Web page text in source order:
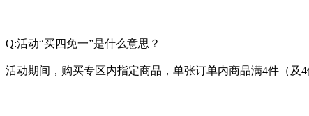
Q:活动“买四免一”是什么意思？
活动期间，购买专区内指定商品，单张订单内商品满4件（及